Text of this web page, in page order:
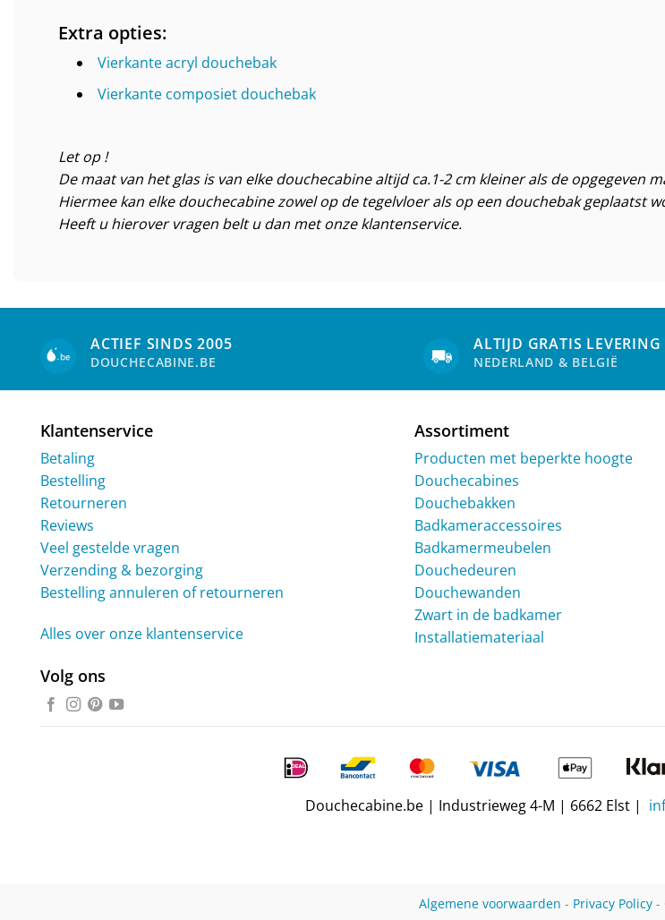
Extra opties:
Vierkante acryl douchebak
Vierkante composiet douchebak
Let op !
De maat van het glas is van elke douchecabine altijd ca.1-2 cm kleiner als de opgegeven
Hiermee kan elke douchecabine zowel op de tegelvloer als op een douchebak geplaatst
Heeft u hierover vragen belt u dan met onze klantenservice.
ACTIEF SINDS 2005
DOUCHECABINE.BE
ALTIJD GRATIS LEVERING
NEDERLAND & BELGIË
Klantenservice
Betaling
Bestelling
Retourneren
Reviews
Veel gestelde vragen
Verzending & bezorging
Bestelling annuleren of retourneren
Alles over onze klantenservice
Volg ons
Assortiment
Producten met beperkte hoogte
Douchecabines
Douchebakken
Badkameraccessoires
Badkamermeubelen
Douchedeuren
Douchewanden
Zwart in de badkamer
Installatiemateriaal
Douchecabine.be | Industrieweg 4-M | 6662 Elst |
Algemene voorwaarden - Privacy Policy-